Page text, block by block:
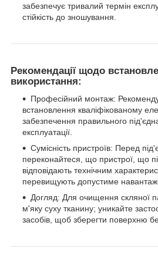
забезпечує тривалий термін
стійкість до зношування.
Рекомендації щодо
використання:
Професійний монтаж:
встановлення кваліфікованому
забезпечення правильного
експлуатації.
Сумісність пристроїв: Перед
переконайтеся, що пристрої, що
відповідають технічним
перевищують допустиме
Догляд: Для очищення скляної
м'яку суху тканину; уникайте
засобів, щоб зберегти поверхню